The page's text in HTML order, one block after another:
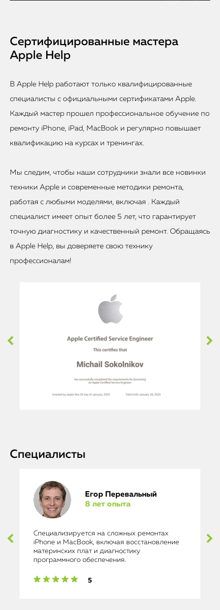
Сертифицированные мастера
Apple Help
В Apple Help работают только квалифицированные
специалисты с официальными сертификатами Apple.
Каждый мастер прошел профессиональное обучение по
ремонту iPhone, iPad, MacBook и регулярно повышает
квалификацию на курсах и тренингах.
Мы следим, чтобы наши сотрудники знали все новинки
техники Apple и современные методики ремонта,
работая с любыми моделями, включая . Каждый
специалист имеет опыт более 5 лет, что гарантирует
точную диагностику и качественный ремонт. Обращаясь
в Apple Help, вы доверяете свою технику
профессионалам!
Специалисты
Егор Перевальный
8 лет опыта
Специализируется на сложных ремонтах
iPhone и MacBook, включая восстановление
материнских плат и диагностику
программного обеспечения.
5